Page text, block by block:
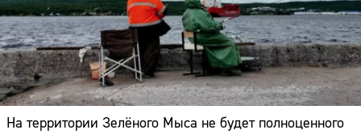
На территории Зелёного Мыса не будет полноценного